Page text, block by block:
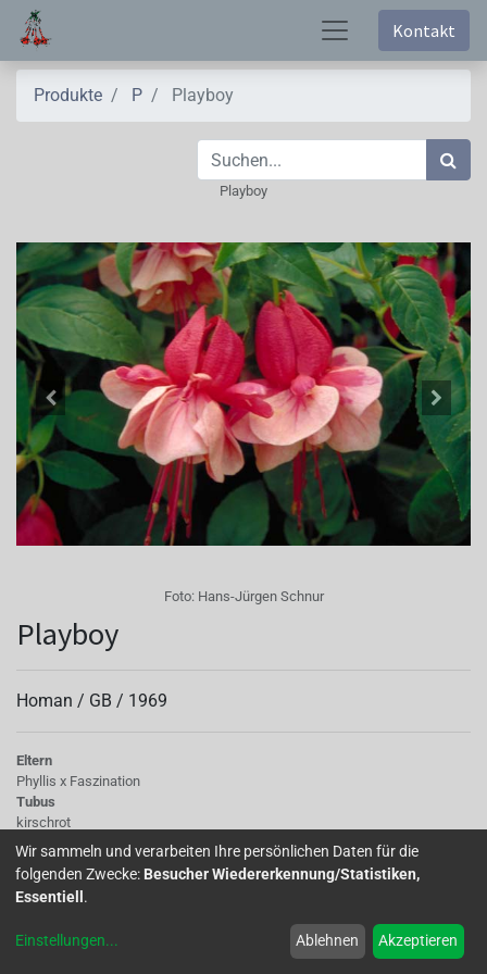
Kontakt
Produkte P Playboy
Playboy
Foto: Hans-Jürgen Schnur
Playboy
Homan / GB / 1969
Eltern
Phyllis x Faszination
Tubus
kirschrot
Sepalen
kirschrot
Korolle/Petalen
hellrauchigweiß-rosarot mit kirschroter Äderung
rot
Wir sammeln und verarbeiten Ihre persönlichen Daten für die
folgenden Zwecke: Besucher Wiedererkennung/Statistiken,
Essentiell .
Einstellungen... Ablehnen Akzeptieren